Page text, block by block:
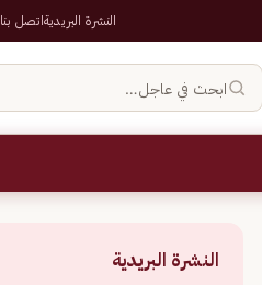
النشرة البريديةاتصل بنا
ابحث في عاجل…
النشرة البريدية